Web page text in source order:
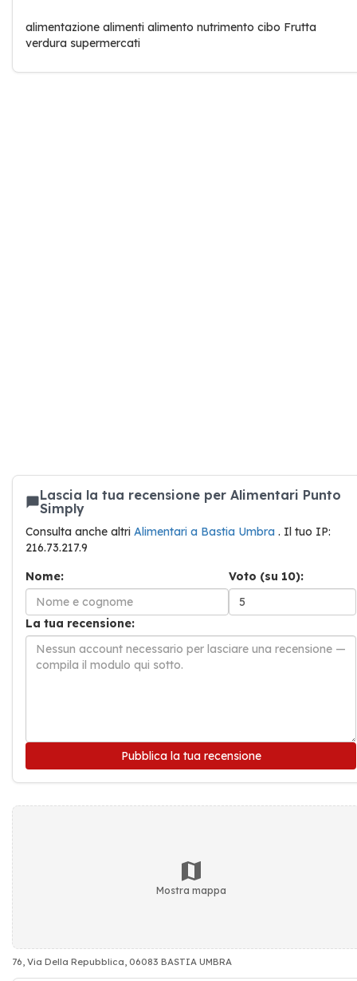
alimentazione alimenti alimento nutrimento cibo Frutta
verdura supermercati
Lascia la tua recensione per Alimentari Punto
Simply
Consulta anche altri Alimentari a Bastia Umbra . Il tuo IP:
216.73.217.9
Nome:
Voto (su 10):
La tua recensione:
Pubblica la tua recensione
Mostra mappa
76, Via Della Repubblica, 06083 BASTIA UMBRA